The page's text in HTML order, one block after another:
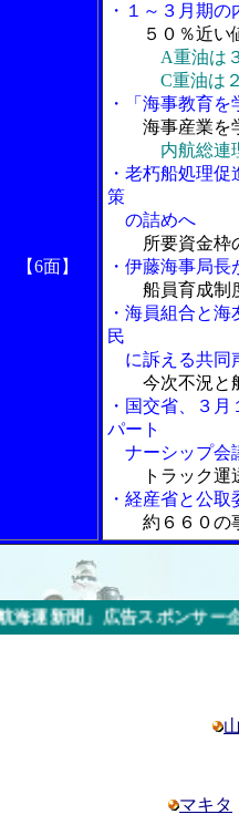
【6面】
・１～３月期
５０％近い
A重油は
C重油は２万
・「海事教育
海事産業を
内航総
・老朽船処理
策
の詰めへ
所要資金枠
・伊藤海事局
船員育成制
・海員組合と
民
に訴える共同
今次不況と
・国交省、３
パート
ナーシップ会
トラック
・経産省と公
約６６０の
スポンサー企業
マキタ